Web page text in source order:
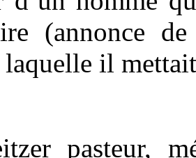
(annonce
laquelle il
pasteur,